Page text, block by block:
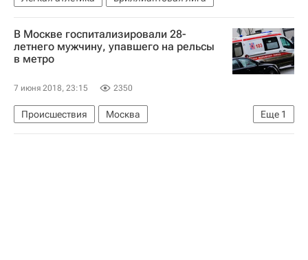
В Москве госпитализировали 28-
летнего мужчину, упавшего на рельсы
в метро
7 июня 2018, 23:15 2350
Еще 1
Происшествия
Москва
Московский метрополитен